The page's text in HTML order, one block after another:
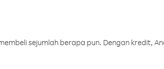
sejumlah berapa pun. Dengan kredit,